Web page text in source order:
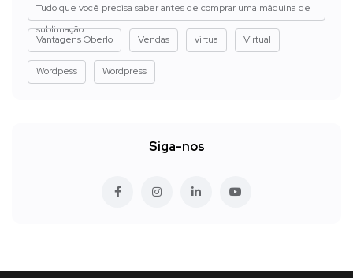
Tudo que você precisa saber antes de comprar uma máquina de
sublimação
Vantagens Oberlo
Vendas virtua Virtual
Wordpess Wordpress
Siga-nos